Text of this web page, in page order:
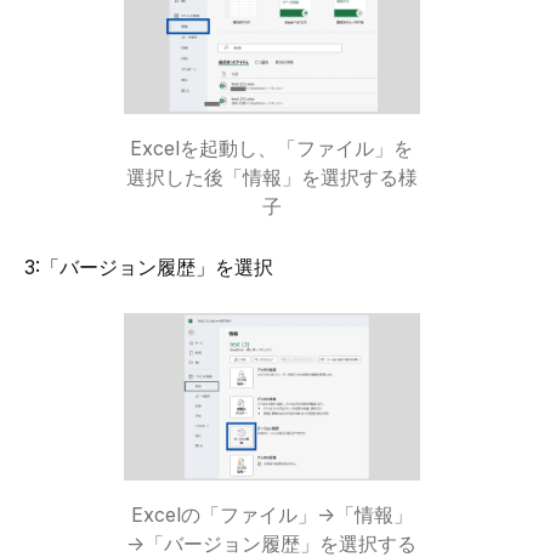
Excelを起動し、「ファイル」を
選択した後「情報」を選択する様
子
3:「バージョン履歴」を選択
Excelの「ファイル」→「情報」
→「バージョン履歴」を選択する